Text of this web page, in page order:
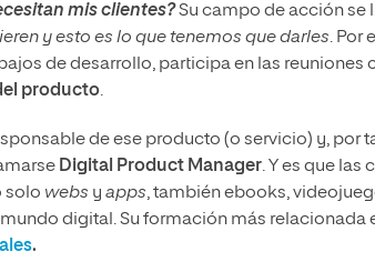
mis clientes?Su campo de acción se
y esto es lo que tenemos que darles. Por
de desarrollo, participa en las reuniones
producto.
de ese producto (o servicio) y, por
Digital Product Manager. Y es que
solo webs y apps, también ebooks,
digital. Su formación más relacionada
.